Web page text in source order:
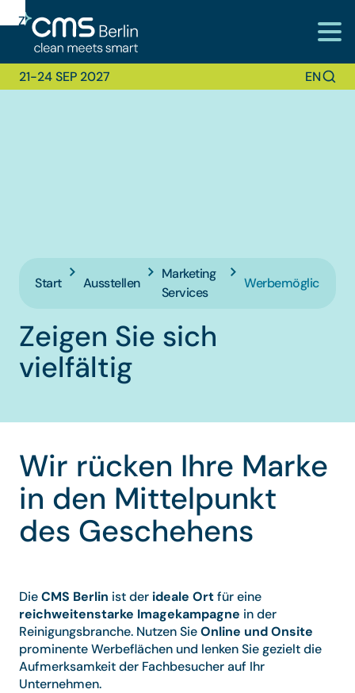
Zur
Navigation
Zur
Suche Hauptinhalt
21-24 SEP 2027 EN
Start Ausstellen
Marketing
Services
Zeigen Sie sich
vielfältig
Wir rücken Ihre Marke
in den Mittelpunkt
des Geschehens
DieCMS Berlin ist der ideale Ortfür eine
reichweitenstarke Imagekampagne in der
Reinigungsbranche. Nutzen SieOnline und Onsite
prominente Werbeflächen und lenken Sie gezielt die
Aufmerksamkeit der Fachbesucher auf Ihr
Unternehmen.